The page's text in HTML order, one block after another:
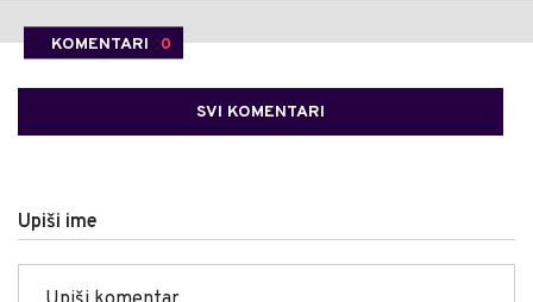
KOMENTARI 0
SVI KOMENTARI
Upiši ime